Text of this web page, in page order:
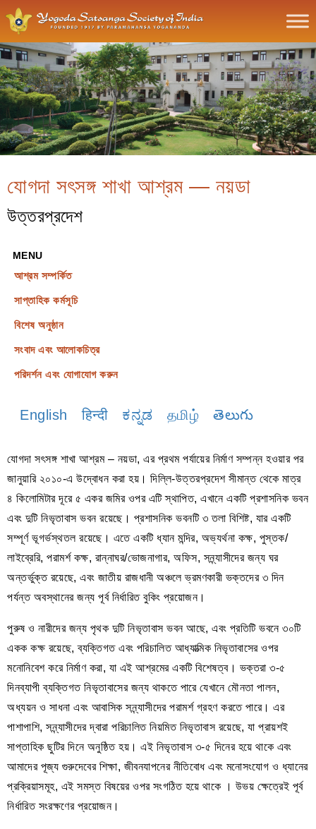
যোগদা সৎসঙ্গ শাখা আশ্রম — নয়ডা
উত্তরপ্রদেশ
MENU
আশ্রম সম্পর্কিত
সাপ্তাহিক কর্মসূচি
বিশেষ অনুষ্ঠান
সংবাদ এবং আলোকচিত্র
পরিদর্শন এবং যোগাযোগ করুন
English हिन्दी ಕನ್ನಡ தமிழ் తెలుగు
যোগদা সৎসঙ্গ শাখা আশ্রম – নয়ডা, এর প্রথম পর্যায়ের নির্মাণ সম্পন্ন হওয়ার পর
জানুয়ারি ২০১০-এ উদ্বোধন করা হয়। দিল্লি-উত্তরপ্রদেশ সীমান্ত থেকে মাত্র
৪ কিলোমিটার দূরে ৫ একর জমির ওপর এটি স্থাপিত, এখানে একটি প্রশাসনিক ভবন
এবং দুটি নিভৃতাবাস ভবন রয়েছে। প্রশাসনিক ভবনটি ৩ তলা বিশিষ্ট, যার একটি
সম্পূর্ণ ভূগর্ভস্থতল রয়েছে। এতে একটি ধ্যান মন্দির, অভ্যর্থনা কক্ষ, পুস্তক/
লাইব্রেরি, পরামর্শ কক্ষ, রান্নাঘর/ভোজনাগার, অফিস, সন্ন্যাসীদের জন্য ঘর
অন্তর্ভুক্ত রয়েছে, এবং জাতীয় রাজধানী অঞ্চলে ভ্রমণকারী ভক্তদের ৩ দিন
পর্যন্ত অবস্থানের জন্য পূর্ব নির্ধারিত বুকিং প্রয়োজন।
পুরুষ ও নারীদের জন্য পৃথক দুটি নিভৃতাবাস ভবন আছে, এবং প্রতিটি ভবনে ৩০টি
একক কক্ষ রয়েছে, ব্যক্তিগত এবং পরিচালিত আধ্যাত্মিক নিভৃতাবাসের ওপর
মনোনিবেশ করে নির্মাণ করা, যা এই আশ্রমের একটি বিশেষত্ব। ভক্তরা ৩-৫
দিনব্যাপী ব্যক্তিগত নিভৃতাবাসের জন্য থাকতে পারে যেখানে মৌনতা পালন,
অধ্যয়ন ও সাধনা এবং আবাসিক সন্ন্যাসীদের পরামর্শ গ্রহণ করতে পারে। এর
পাশাপাশি, সন্ন্যাসীদের দ্বারা পরিচালিত নিয়মিত নিভৃতাবাস রয়েছে, যা প্রায়শই
সাপ্তাহিক ছুটির দিনে অনুষ্ঠিত হয়। এই নিভৃতাবাস ৩-৫ দিনের হয়ে থাকে এবং
আমাদের পূজ্য গুরুদেবের শিক্ষা, জীবনযাপনের নীতিবোধ এবং মনোসংযোগ ও ধ্যানের
প্রক্রিয়াসমূহ, এই সমস্ত বিষয়ের ওপর সংগঠিত হয়ে থাকে । উভয় ক্ষেত্রেই পূর্ব
নির্ধারিত সংরক্ষণের প্রয়োজন।